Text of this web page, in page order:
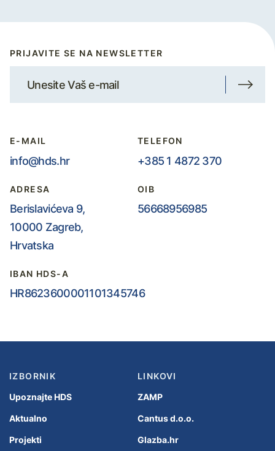
PRIJAVITE SE NA NEWSLETTER
E-MAIL
info@hds.hr
TELEFON
+385 1 4872 370
ADRESA
Berislavićeva 9,
10000 Zagreb,
Hrvatska
OIB
56668956985
IBAN HDS-A
HR8623600001101345746
IZBORNIK
Upoznajte HDS
Aktualno
Projekti
LINKOVI
ZAMP
Cantus d.o.o.
Glazba.hr